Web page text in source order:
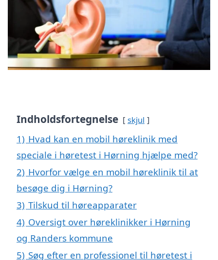
Indholdsfortegnelse skjul
1) Hvad kan en mobil høreklinik med
speciale i høretest i Hørning hjælpe med?
2) Hvorfor vælge en mobil høreklinik til at
besøge dig i Hørning?
3) Tilskud til høreapparater
4) Oversigt over høreklinikker i Hørning
og Randers kommune
5) Søg efter en professionel til høretest i